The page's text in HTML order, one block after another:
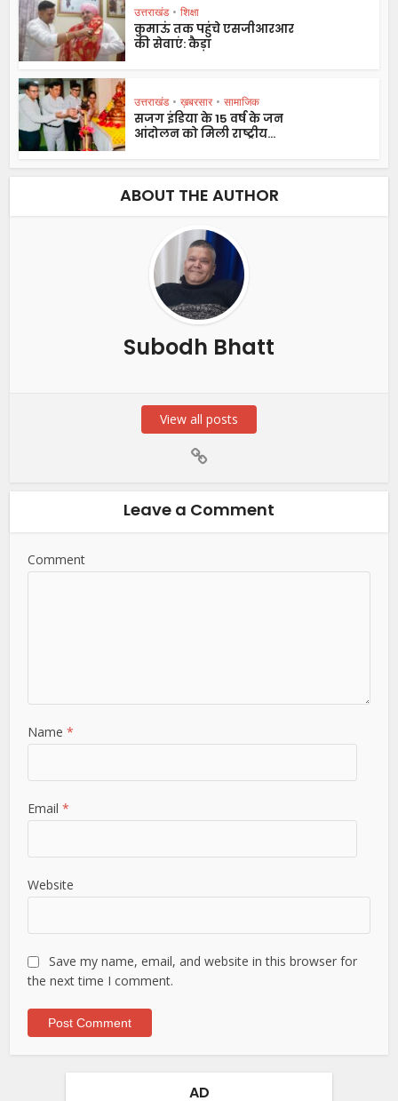
उत्तराखंड • शिक्षा
कुमाऊं तक पहुंचे एसजीआरआर
की सेवाएं: कैड़ा
उत्तराखंड • ख़बरसार • सामाजिक
सजग इंडिया के 15 वर्ष के जन
आंदोलन को मिली राष्ट्रीय...
ABOUT THE AUTHOR
Subodh Bhatt
View all posts
Leave a Comment
Comment
Name*
Email*
Website
Save my name, email, and website in this browser for
the next time I comment.
AD